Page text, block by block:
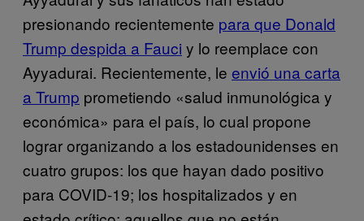
presionando recientemente para que Donald
Trump despida a Fauci y lo reemplace con
Ayyadurai. Recientemente, le envió una carta
a Trump prometiendo «salud inmunológica y
económica» para el país, lo cual propone
lograr organizando a los estadounidenses en
cuatro grupos: los que hayan dado positivo
para COVID-19; los hospitalizados y en